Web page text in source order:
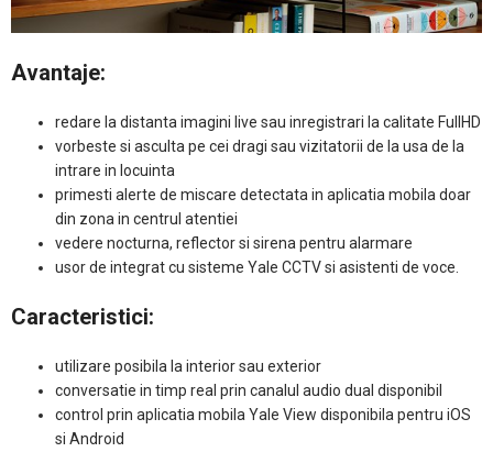
Avantaje:
redare la distanta imagini live sau inregistrari la calitate FullHD
vorbeste si asculta pe cei dragi sau vizitatorii de la usa de la
intrare in locuinta
primesti alerte de miscare detectata in aplicatia mobila doar
din zona in centrul atentiei
vedere nocturna, reflector si sirena pentru alarmare
usor de integrat cu sisteme Yale CCTV si asistenti de voce.
Caracteristici:
utilizare posibila la interior sau exterior
conversatie in timp real prin canalul audio dual disponibil
control prin aplicatia mobila Yale View disponibila pentru iOS
si Android